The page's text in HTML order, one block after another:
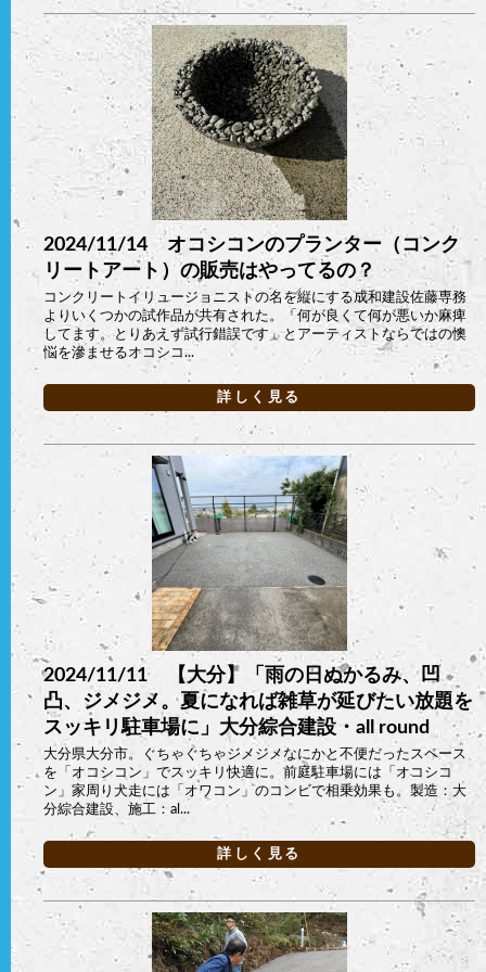
2024/11/14 オコシコンのプランター（コンク
リートアート）の販売はやってるの？
コンクリートイリュージョニストの名を縦にする成和建設佐藤専務
よりいくつかの試作品が共有された。「何が良くて何が悪いか麻痺
してます。とりあえず試行錯誤です」とアーティストならではの懊
悩を滲ませるオコシコ...
詳しく見る
2024/11/11 【大分】「雨の日ぬかるみ、凹
凸、ジメジメ。夏になれば雑草が延びたい放題を
スッキリ駐車場に」大分綜合建設・all round
大分県大分市。ぐちゃぐちゃジメジメなにかと不便だったスペース
を「オコシコン」でスッキリ快適に。前庭駐車場には「オコシコ
ン」家周り犬走には「オワコン」のコンビで相乗効果も。製造：大
分綜合建設、施工：al...
詳しく見る